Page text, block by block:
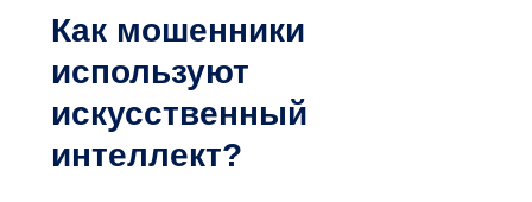
Как мошенники
используют
искусственный
интеллект?